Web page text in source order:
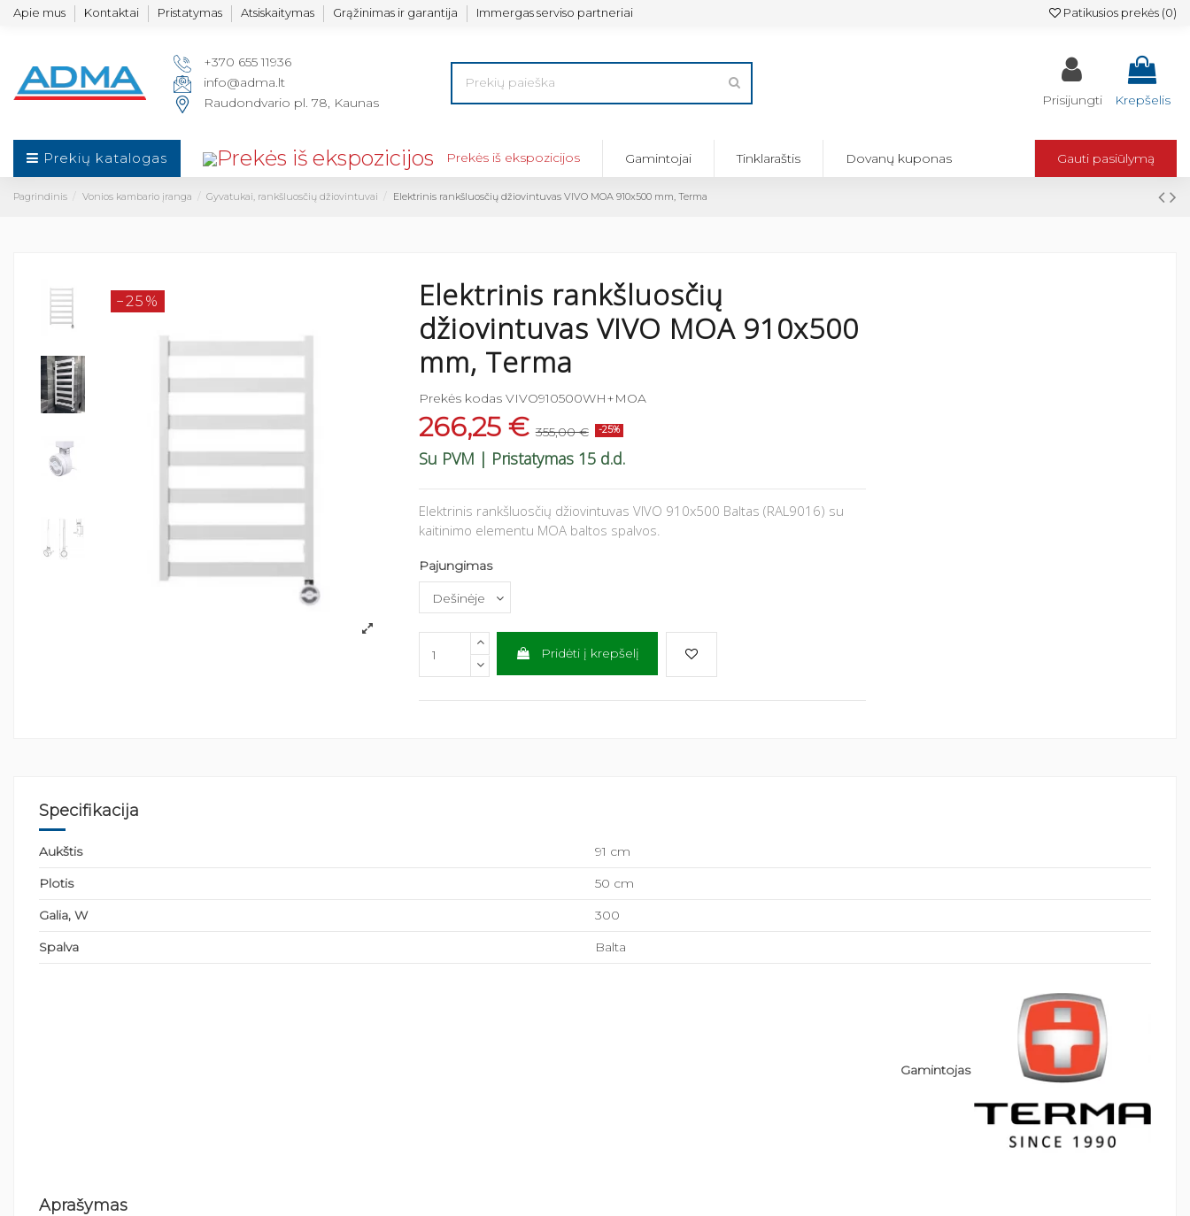
Apie mus Kontaktai Pristatymas Atsiskaitymas Grąžinimas ir garantija Immergas serviso partneriai Patikusios prekės (0)
+370 655 11936
info@adma.lt
Raudondvario pl. 78, Kaunas
Prisijungti Krepšelis
Prekių katalogas Prekės iš ekspozicijos Gamintojai Tinklaraštis Dovanų kuponas Gauti pasiūlymą
Pagrindinis Vonios kambario įranga Gyvatukai, rankšluosčių džiovintuvai Elektrinis rankšluosčių džiovintuvas VIVO MOA 910x500 mm, Terma
−25%
Elektrinis rankšluosčių
džiovintuvas VIVO MOA 910x500
mm, Terma
Prekės kodas VIVO910500WH+MOA
266,25 € 355,00 € -25%
Su PVM | Pristatymas 15 d.d.
Elektrinis rankšluosčių džiovintuvas VIVO 910x500 Baltas (RAL9016) su
kaitinimo elementu MOA baltos spalvos.
Pajungimas
Pridėti į krepšelį
Specifikacija
Aukštis
91 cm
Plotis
50 cm
Galia, W
300
Spalva
Balta
Gamintojas
Aprašymas